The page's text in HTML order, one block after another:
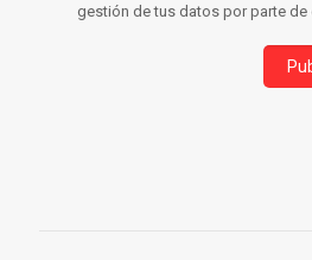
gestión de tus datos por parte de